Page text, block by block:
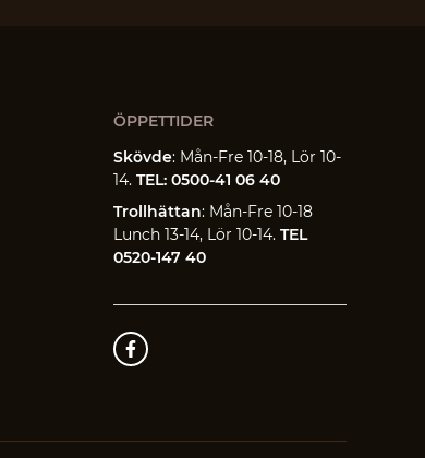
ÖPPETTIDER
Skövde: Mån-Fre 10-18, Lör 10-
14.TEL: 0500-41 06 40
Trollhättan: Mån-Fre 10-18
Lunch 13-14, Lör 10-14.TEL
0520-147 40